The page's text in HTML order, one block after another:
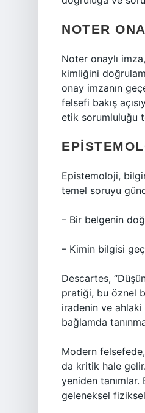
NOTER
Noter onaylı
kimliğini
onay imzanın
felsefi bakış
etik sorumluluğu
Epistemoloji,
temel soruyu
– Bir belgenin
– Kimin bilgisi
Descartes,
pratiği, bu öznel
iradenin ve
bağlamda
Modern
da kritik hale
yeniden tanımlar.
geleneksel